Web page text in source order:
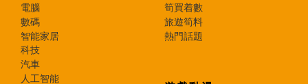
電腦
數碼
智能家居
科技
汽車
人工智能
筍買着數
旅遊筍料
熱門話題